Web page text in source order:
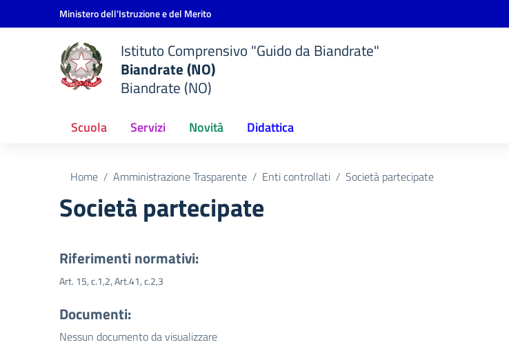
Vai ai contenuti
Vai al menu di navigazioneMinistero dell'Istruzione e del Merito
Istituto Comprensivo "Guido da Biandrate"
Biandrate (NO)
Biandrate (NO)
Scuola Servizi Novità Didattica
Home Amministrazione Trasparente Enti controllati Società partecipate
Società partecipate
Riferimenti normativi:
Art. 15, c.1,2, Art.41, c.2,3
Documenti:
Nessun documento da visualizzare